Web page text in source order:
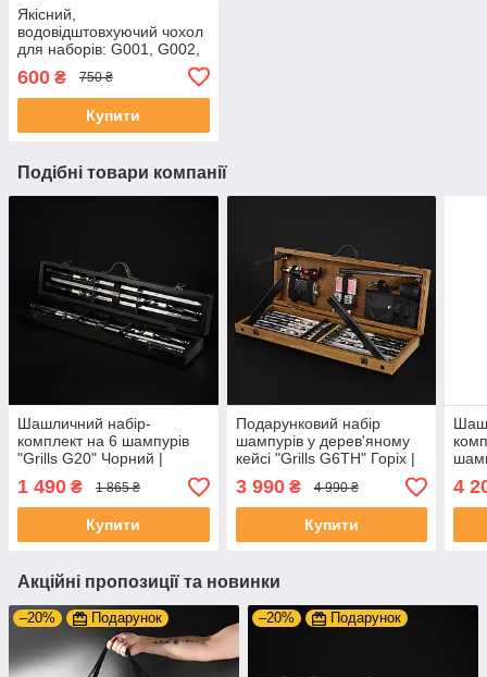
Якісний,
водовідштовхуючий чохол
для наборів: G001, G002,
G003, G006, G007, G008,
G009, G010, G011, G012
Чохол власного
виробництв
600 ₴ 750 ₴
Купити
Подібні товари компанії
Шашличний набір-
комплект на 6 шампурів
"Grills G20" Чорний |
Гравіювання на
замовлення
1 490 ₴ 1 865 ₴
Купити
Подарунковий набір
шампурів у дерев'яному
кейсі "Grills G6TH" Горіх |
24 предметів +
Гравіювання на
замовлення
3 990₴ 4 990 ₴
Купити
4
Акційні пропозиції та новинки
–20% Подарунок –20% Подарунок